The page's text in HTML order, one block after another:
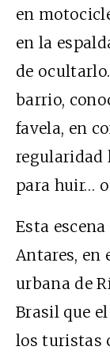
en
en la
de
barrio,
favela, en
regularidad
para huir…
Esta
Antares, en
urbana de
Brasil que
los turistas